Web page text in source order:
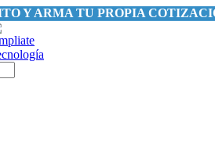
Y ARMA TU PROPIA